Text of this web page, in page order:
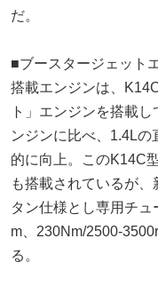
だ。
■ブースタージェット
搭載エンジンは、
ト」エンジンを搭載
ンジンに比べ、1.4Lの
的に向上。このK14C
も搭載されているが
タン仕様とし専用チ
m、230Nm/2500-
る。